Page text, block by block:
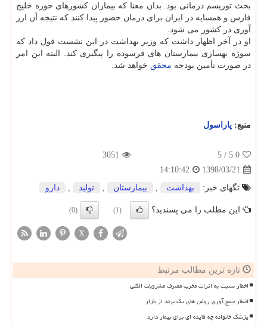
بحث توریسم درمانی بود. بدان معنا كه بیماران كشورهای حوزه خلیج
فارس و همسایه در ایران برای درمان حضور پیدا كنند كه نتیجه آن ارز
آوری در كشور می شود.
او در آخر اظهار داشت كه وزیر بهداشت در این نشست قول داد كه
سوژه بهسازی بیمارستان های فرسوده را پیگیری كند. البته این امر
در صورت تأمین بودجه محقق خواهد شد.
منبع: پاراسول
5.0
/ 5
3051
1398/03/21
14:10:42
تگهای خبر:
بهداشت , بیمارستان , تولید , دارو
این مطلب را می پسندید؟ (1)
(0)
X
تازه ترین مطالب مرتبط
اخطار نسبت به اثرات مخرب مصرف مشروبات الکلی
اخطار جمع آوری روغن های یک برند از بازار
پزشک خانواده چه فایده ای برای بیمار دارد